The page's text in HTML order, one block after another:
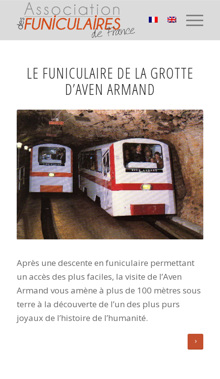
LE FUNICULAIRE DE LA GROTTE
D’AVEN ARMAND
Après une descente en funiculaire permettant
un accès des plus faciles, la visite de l’Aven
Armand vous amène à plus de 100 mètres sous
terre à la découverte de l’un des plus purs
joyaux de l’histoire de l’humanité.